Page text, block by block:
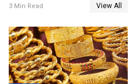
കിട്ടും!
3 Min Read View All